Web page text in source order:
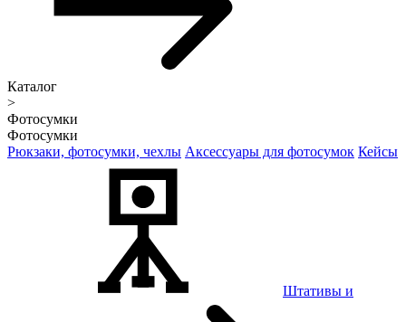
Каталог
>
Фотосумки
Фотосумки
Рюкзаки, фотосумки, чехлы Аксессуары для фотосумок Кейсы
Штативы и